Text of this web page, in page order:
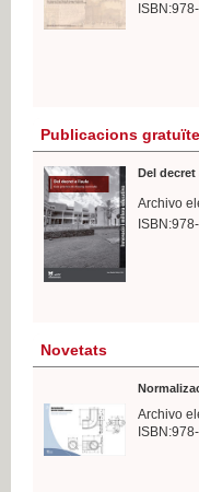
Publicacions
Del
Archivo
Novetats
Archivo